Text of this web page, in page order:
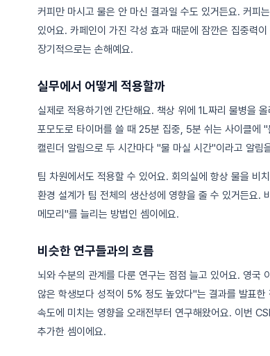
커피만 마시고 물은 안 마신 결과일 수도 있거든요. 커피
있어요. 카페인이 가진 각성 효과 때문에 잠깐은 집중력
장기적으로는 손해예요.
실무에서 어떻게 적용할까
실제로 적용하기엔 간단해요. 책상 위에 1L짜리 물병을
포모도로 타이머를 쓸 때 25분 집중, 5분 쉬는 사이클에
캘린더 알림으로 두 시간마다 "물 마실 시간"이라고 알림
팀 차원에서도 적용할 수 있어요. 회의실에 항상 물을 비
환경 설계가 팀 전체의 생산성에 영향을 줄 수 있거든요.
메모리"를 늘리는 방법인 셈이에요.
비슷한 연구들과의 흐름
뇌와 수분의 관계를 다룬 연구는 점점 늘고 있어요. 영국
않은 학생보다 성적이 5% 정도 높았다"는 결과를 발표
속도에 미치는 영향을 오래전부터 연구해왔어요. 이번
추가한 셈이에요.